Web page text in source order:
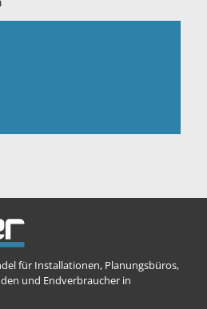
für Installationen, Planungsbüros,
und Endverbraucher in